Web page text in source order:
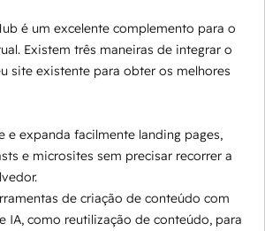
é um excelente complemento para o
Existem três maneiras de integrar o
site existente para obter os melhores
e expanda facilmente landing pages,
e microsites sem precisar recorrer a
de criação de conteúdo com
IA, como reutilização de conteúdo, para